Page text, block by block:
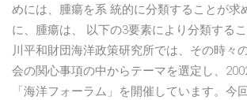
めには、腫瘍を系 統的に分類することが求
に、腫瘍は、 以下の3要素により分類する
川平和財団海洋政策研究所では、その時々
会の関心事項の中からテーマを選定し、
「海洋フォーラム」を開催しています。今